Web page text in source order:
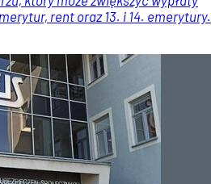
rent oraz 13. i 14. emerytury.